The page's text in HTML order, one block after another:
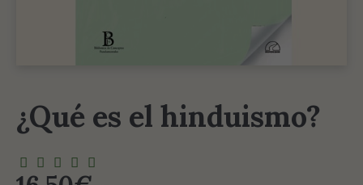
¿Qué es el hinduismo?